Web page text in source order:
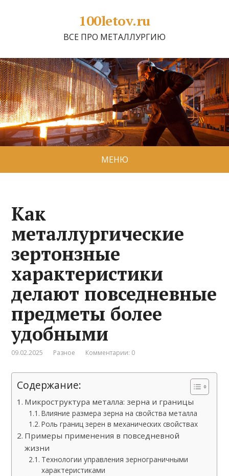
100letov.ru
ВСЕ ПРО МЕТАЛЛУРГИЮ
МЕНЮ
Как
металлургические
зертонзные
характеристики
делают повседневные
предметы более
удобными
09.02.2025 Разное Комментарии: 0
Содержание:
Микроструктура металла: зерна и границы
Влияние размера зерна на свойства металла
Роль границ зерен в механических свойствах
Примеры применения в повседневной
жизни
Технологии управления зернограничными
характеристиками